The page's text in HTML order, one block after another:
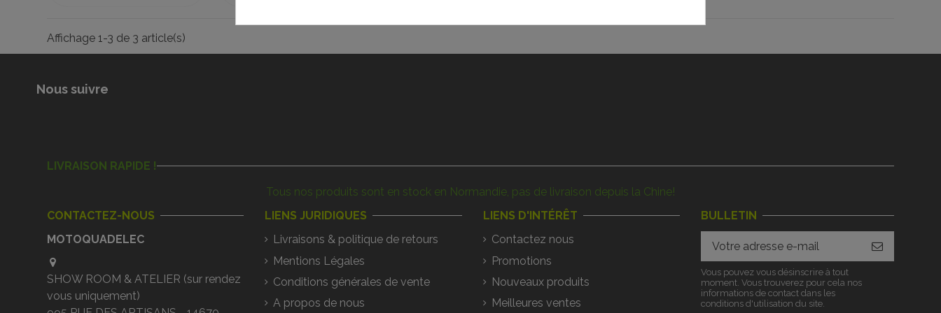
Affichage 1-3 de 3 article(s)
Nous suivre
LIVRAISON RAPIDE !
Tous nos produits sont en stock en Normandie, pas de livraison depuis la Chine!
CONTACTEZ-NOUS
MOTOQUADELEC
SHOW ROOM & ATELIER (sur rendez
vous uniquement)
LIENS JURIDIQUES
Livraisons & politique de retours
Mentions Légales
Conditions générales de vente
A propos de nous
LIENS D'INTÉRÊT
Contactez nous
Promotions
Nouveaux produits
Meilleures ventes
BULLETIN
Vous pouvez vous désinscrire à tout
moment. Vous trouverez pour cela nos
informations de contact dans les
conditions d'utilisation du site.